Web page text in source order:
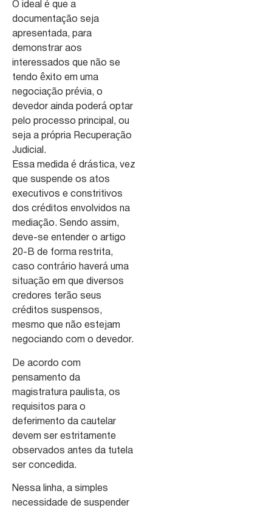
O ideal é que a
documentação seja
apresentada, para
demonstrar aos
interessados que não se
tendo êxito em uma
negociação prévia, o
devedor ainda poderá optar
pelo processo principal, ou
seja a própria Recuperação
Judicial.
Essa medida é drástica, vez
que suspende os atos
executivos e constritivos
dos créditos envolvidos na
mediação. Sendo assim,
deve-se entender o artigo
20-B de forma restrita,
caso contrário haverá uma
situação em que diversos
credores terão seus
créditos suspensos,
mesmo que não estejam
negociando com o devedor.
De acordo com
pensamento da
magistratura paulista, os
requisitos para o
deferimento da cautelar
devem ser estritamente
observados antes da tutela
ser concedida.
Nessa linha, a simples
necessidade de suspender